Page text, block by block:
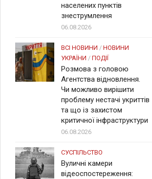
населених пунктів
знеструмлення
06.08.2026
ВСІ НОВИНИ / НОВИНИ
УКРАЇНИ / ПОДІЇ
Розмова з головою
Агентства відновлення.
Чи можливо вирішити
проблему нестачі укриттів
та що із захистом
критичної інфраструктури
06.08.2026
СУСПІЛЬСТВО
Вуличні камери
відеоспостереження: